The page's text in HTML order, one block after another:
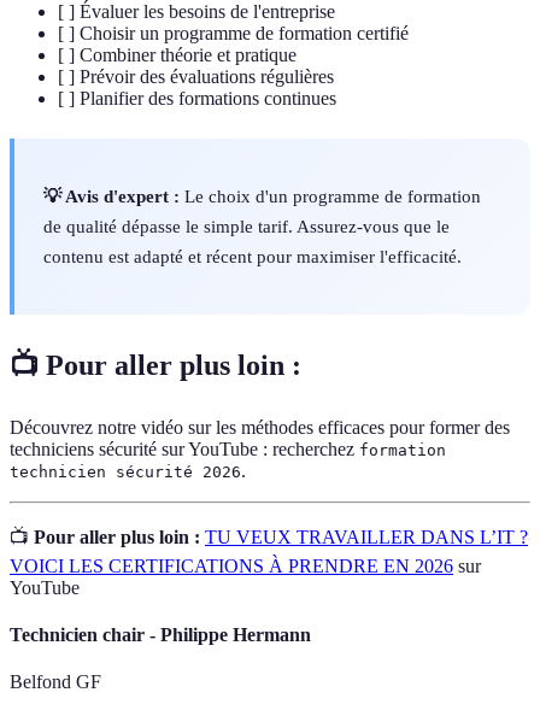
[ ] Évaluer les besoins de l'entreprise
[ ] Choisir un programme de formation certifié
[ ] Combiner théorie et pratique
[ ] Prévoir des évaluations régulières
[ ] Planifier des formations continues
💡 Avis d'expert : Le choix d'un programme de formation
de qualité dépasse le simple tarif. Assurez-vous que le
contenu est adapté et récent pour maximiser l'efficacité.
📺 Pour aller plus loin :
Découvrez notre vidéo sur les méthodes efficaces pour former des
techniciens sécurité sur YouTube : recherchez formation
technicien sécurité 2026.
📺 Pour aller plus loin : TU VEUX TRAVAILLER DANS L’IT ?
VOICI LES CERTIFICATIONS À PRENDRE EN 2026 sur
YouTube
Technicien chair - Philippe Hermann
Belfond GF